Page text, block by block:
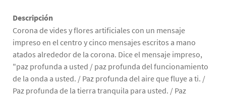
Descripción
Corona de vides y flores artificiales con un mensaje
impreso en el centro y cinco mensajes escritos a mano
atados alrededor de la corona. Dice el mensaje impreso,
"paz profunda a usted / paz profunda del funcionamiento
de la onda a usted. / Paz profunda del aire que fluye a ti. /
Paz profunda de la tierra tranquila para usted. / Paz